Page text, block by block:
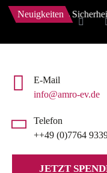
Neuigkeiten
eines
E-Mail
info@amro-ev.de
Telefon
++49 (0)7764
JETZT